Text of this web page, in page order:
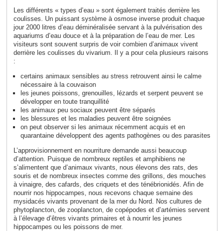
Les différents « types d’eau » sont également traités derrière les
coulisses. Un puissant système à osmose inverse produit chaque
jour 2000 litres d’eau déminéralisée servant à la pulvérisation des
aquariums d’eau douce et à la préparation de l’eau de mer. Les
visiteurs sont souvent surpris de voir combien d’animaux vivent
derrière les coulisses du vivarium. Il y a pour cela plusieurs raisons
:
certains animaux sensibles au stress retrouvent ainsi le calme
nécessaire à la couvaison
les jeunes poissons, grenouilles, lézards et serpent peuvent se
développer en toute tranquillité
les animaux peu sociaux peuvent être séparés
les blessures et les maladies peuvent être soignées
on peut observer si les animaux récemment acquis et en
quarantaine développent des agents pathogènes ou des parasites
L’approvisionnement en nourriture demande aussi beaucoup
d’attention. Puisque de nombreux reptiles et amphibiens ne
s’alimentent que d’animaux vivants, nous élevons des rats, des
souris et de nombreux insectes comme des grillons, des mouches
à vinaigre, des cafards, des criquets et des ténébrionidés . Afin de
nourrir nos hippocampes, nous recevons chaque semaine des
mysidacés vivants provenant de la mer du Nord. Nos cultures de
phytoplancton, de zooplancton, de copépodes et d’artémies servent
à l’élevage d’êtres vivants primaires et à nourrir les jeunes
hippocampes ou les poissons de mer.